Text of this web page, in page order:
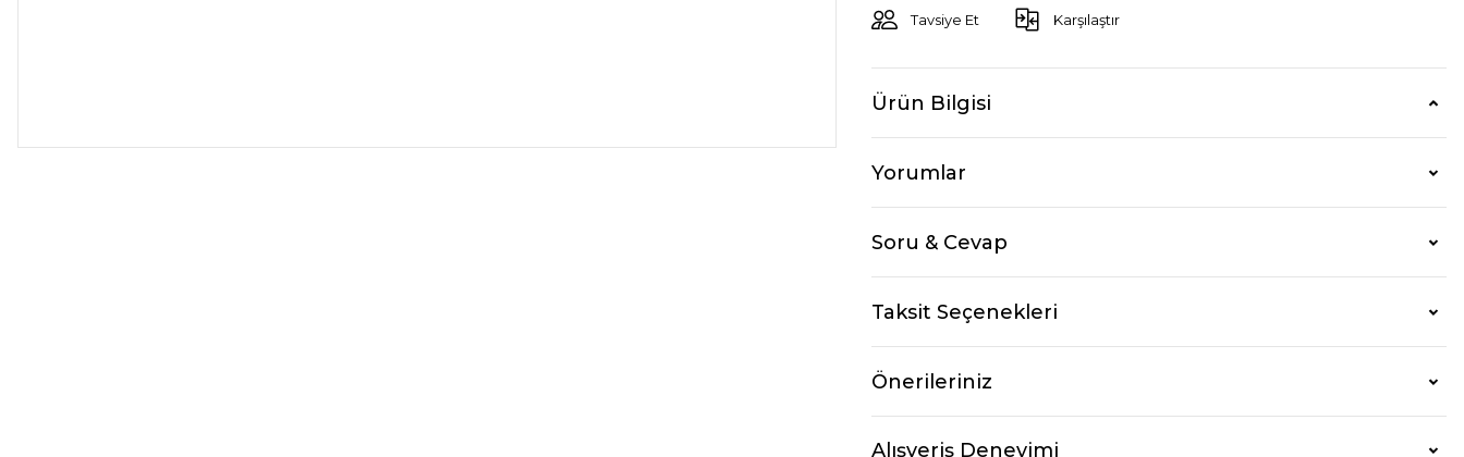
Tavsiye Et Karşılaştır
Ürün Bilgisi
Yorumlar
Soru & Cevap
Taksit Seçenekleri
Önerileriniz
Alışveriş Deneyimi